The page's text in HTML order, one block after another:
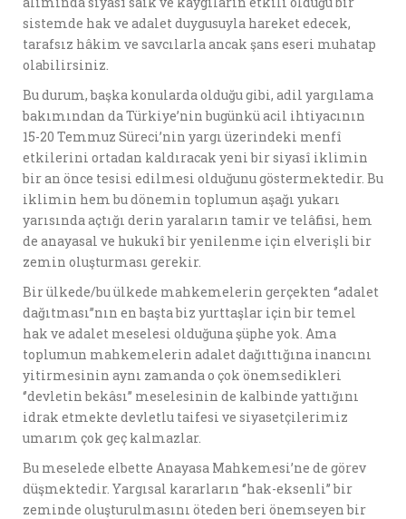
sistemde hak ve adalet duygusuyla hareket edecek,
tarafsız hâkim ve savcılarla ancak şans eseri muhatap
olabilirsiniz.
Bu durum, başka konularda olduğu gibi, adil yargılama
bakımından da Türkiye’nin bugünkü acil ihtiyacının
15-20 Temmuz Süreci’nin yargı üzerindeki menfî
etkilerini ortadan kaldıracak yeni bir siyasî iklimin
bir an önce tesisi edilmesi olduğunu göstermektedir. Bu
iklimin hem bu dönemin toplumun aşağı yukarı
yarısında açtığı derin yaraların tamir ve telâfisi, hem
de anayasal ve hukukî bir yenilenme için elverişli bir
zemin oluşturması gerekir.
Bir ülkede/bu ülkede mahkemelerin gerçekten ‘’adalet
dağıtması’’nın en başta biz yurttaşlar için bir temel
hak ve adalet meselesi olduğuna şüphe yok. Ama
toplumun mahkemelerin adalet dağıttığına inancını
yitirmesinin aynı zamanda o çok önemsedikleri
‘’devletin bekâsı’’ meselesinin de kalbinde yattığını
idrak etmekte devletlu taifesi ve siyasetçilerimiz
umarım çok geç kalmazlar.
Bu meselede elbette Anayasa Mahkemesi’ne de görev
düşmektedir. Yargısal kararların ‘’hak-eksenli’’ bir
zeminde oluşturulmasını öteden beri önemseyen bir